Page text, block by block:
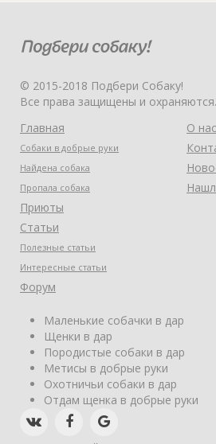
© 2015-2018 Подбери Собаку!
Все права защищены и охраняются.
Главная
Собаки в добрые руки
Найдена собака
Пропала собака
Приюты
Статьи
Полезные статьи
Интересные статьи
Форум
О нас
Маленькие собачки в дар
Щенки в дар
Породистые собаки в дар
Метисы в добрые руки
Охотничьи собаки в дар
Отдам щенка в добрые руки